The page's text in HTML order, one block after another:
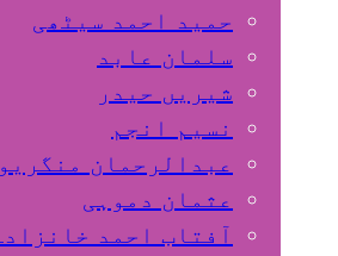
حمید احمد سیٹھی
سلمان عابد
شیریں حیدر
نسیم انجم
عبدالرحمان منگریو
عثمان دموہی
آفتاب احمد خانزادہ